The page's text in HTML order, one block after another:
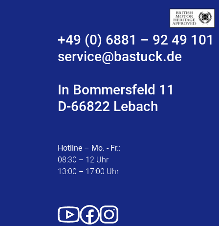
+49 (0) 6881 – 92 49 101
service@bastuck.de
In Bommersfeld 11
D-66822 Lebach
Hotline – Mo. - Fr.:
08:30 – 12 Uhr
13:00 – 17:00 Uhr